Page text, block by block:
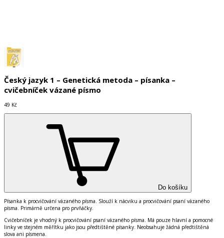
Český jazyk 1 – Genetická metoda – písanka –
cvičebníček vázané písmo
49 Kč
Do košíku
Písanka k procvičování vázaného písma. Slouží k nácviku a procvičování psaní vázaného
písma. Primárně určena pro prvňáčky.
Cvičebníček je vhodný k procvičování psaní vázaného písma. Má pouze hlavní a pomocné
linky ve stejném měřítku jako jsou předtištěné písanky. Neobsahuje žádná předtištěná
slova ani písmena.